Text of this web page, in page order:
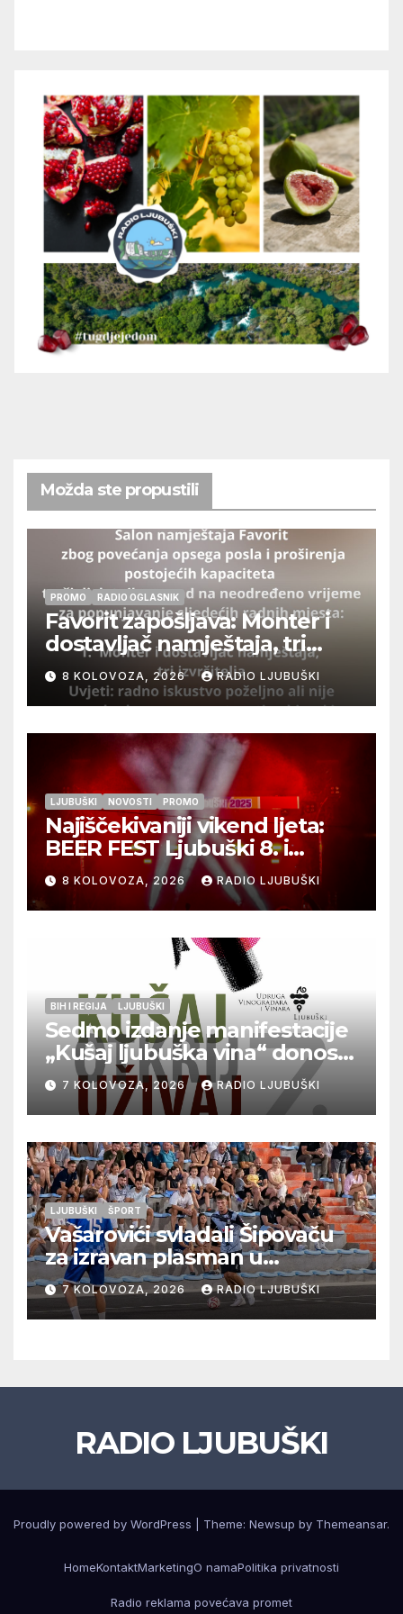
Možda ste propustili
PROMO RADIO OGLASNIK
Favorit zapošljava: Monter i
dostavljač namještaja, tri
izvršitelja
8 KOLOVOZA, 2026 RADIO LJUBUŠKI
LJUBUŠKI NOVOSTI PROMO
Najiščekivaniji vikend ljeta:
BEER FEST Ljubuški 8. i
9.kolovoza
8 KOLOVOZA, 2026 RADIO LJUBUŠKI
BIH I REGIJA LJUBUŠKI
Sedmo izdanje manifestacije
„Kušaj ljubuška vina“ donosi
vrhunska vina, gastronomiju i
glazbu
7 KOLOVOZA, 2026 RADIO LJUBUŠKI
LJUBUŠKI ŠPORT
Vašarovići svladali Šipovaču
za izravan plasman u
četvrtfinale, Grab izborio
prolazak dalje, Klobuk ispao,
večeras počinje četvrtfinale
7 KOLOVOZA, 2026 RADIO LJUBUŠKI
RADIO LJUBUŠKI
Proudly powered by WordPress Theme: Newsup by Themeansar.
HomeKontaktMarketingO namaPolitika privatnosti
Radio reklama povećava promet